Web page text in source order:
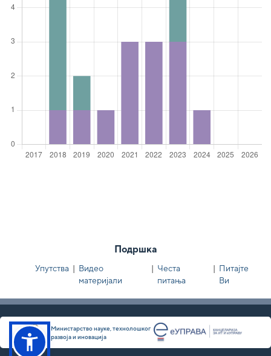
Подршка
Упутства | Видео
материјали
| Честа
питања
| Питајте
Ви
Министарство науке, технолошког
развоја и иновација